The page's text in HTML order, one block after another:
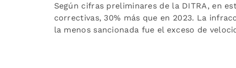
Según cifras preliminares de la DITRA, en
correctivas, 30% más que en 2023. La
la menos sancionada fue el exceso de